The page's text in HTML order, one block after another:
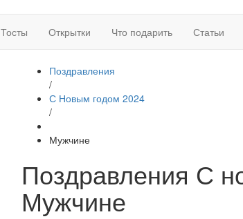
Тосты Открытки Что подарить Статьи
Поздравления
/
С Новым годом 2024
/
Мужчине
Поздравления С
Мужчине